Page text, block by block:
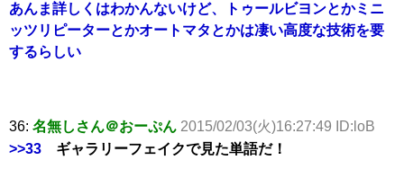
あんま詳しくはわかんないけど、トゥールビヨンとかミニ
ッツリピーターとかオートマタとかは凄い高度な技術を要
するらしい
36: 名無しさん＠おーぷん 2015/02/03(火)16:27:49 ID:loB
>>33 ギャラリーフェイクで見た単語だ！